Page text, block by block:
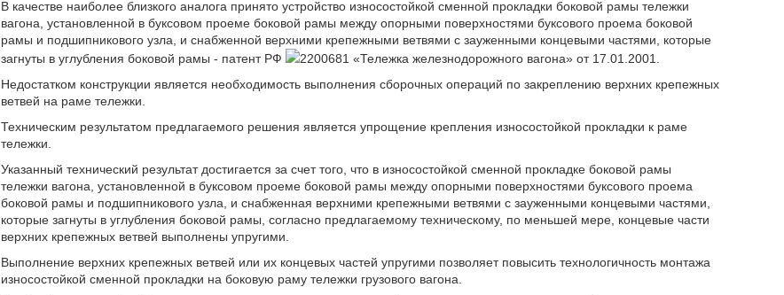
В качестве наиболее близкого аналога принято устройство износостойкой сменной прокладки боковой рамы тележки
вагона, установленной в буксовом проеме боковой рамы между опорными поверхностями буксового проема боковой
рамы и подшипникового узла, и снабженной верхними крепежными ветвями с зауженными концевыми частями, которые
загнуты в углубления боковой рамы - патент РФ
2200681 «Тележка железнодорожного вагона» от 17.01.2001.
Недостатком конструкции является необходимость выполнения сборочных операций по закреплению верхних крепежных
ветвей на раме тележки.
Техническим результатом предлагаемого решения является упрощение крепления износостойкой прокладки к раме
тележки.
Указанный технический результат достигается за счет того, что в износостойкой сменной прокладке боковой рамы
тележки вагона, установленной в буксовом проеме боковой рамы между опорными поверхностями буксового проема
боковой рамы и подшипникового узла, и снабженная верхними крепежными ветвями с зауженными концевыми частями,
которые загнуты в углубления боковой рамы, согласно предлагаемому техническому, по меньшей мере, концевые части
верхних крепежных ветвей выполнены упругими.
Выполнение верхних крепежных ветвей или их концевых частей упругими позволяет повысить технологичность монтажа
износостойкой сменной прокладки на боковую раму тележки грузового вагона.